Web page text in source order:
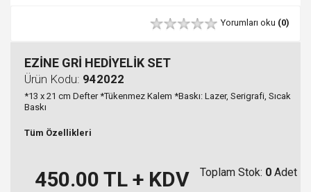
Yorumları oku (0)
EZİNE GRİ HEDİYELİK SET
Ürün Kodu: 942022
*13 x 21 cm Defter *Tükenmez Kalem *Baskı: Lazer, Serigrafi, Sıcak
Baskı
Tüm Özellikleri
450.00 TL + KDV Toplam Stok: 0 Adet